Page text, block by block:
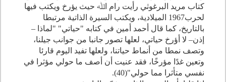
كتاب مريد البرغوثي رأيت رام اﷲ حيث يؤرخ ويكتب فيها
لحرب1967 الميلادية، ويكتب السيرة الذاتية مرتبطا
بالتاريخ، كما قال أحمد أمين في كتابه "حياتي" "لماذا –
إذن– لا أؤرخ حياتي، لعلها تصور جانبا من جوانب جيلنا،
وتصف نمطا من أنماط حياتنا، ولعلها تفيد اليوم قارئا
وتعين غدًا مؤرخًا، فقد عنيت أن أصف ما حولي مؤثرا في
نفسي متأثرا مما حولي"(40
).